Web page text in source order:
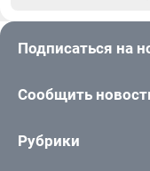
Подписаться на
Сообщить
Рубрики